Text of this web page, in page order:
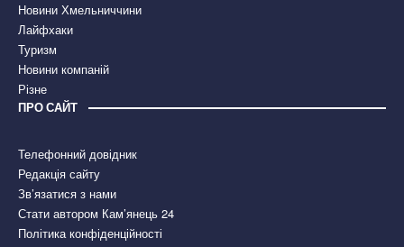
Новини Хмельниччини
Лайфхаки
Туризм
Новини компаній
Різне
ПРО САЙТ
Телефонний довідник
Редакція сайту
Зв’язатися з нами
Стати автором Кам’янець 24
Політика конфіденційності